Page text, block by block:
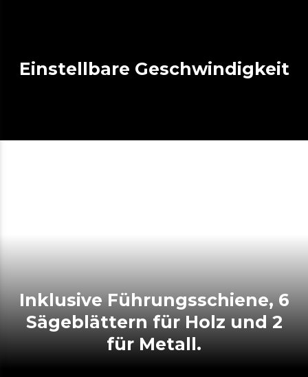
Einstellbare Geschwindigkeit
Inklusive Führungsschiene, 6
Sägeblättern für Holz und 2
für Metall.